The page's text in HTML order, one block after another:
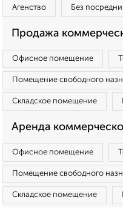
Агенство Без
Продажа
Офисное помещение
Помещение свободного
Складское помещение
Аренда
Офисное помещение
Помещение свободного
Складское помещение